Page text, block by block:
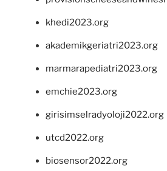
khedi2023.org
akademikgeriatri2023.org
marmarapediatri2023.org
emchie2023.org
girisimselradyoloji2022.org
utcd2022.org
biosensor2022.org